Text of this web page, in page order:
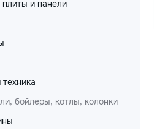
плиты и панели
бойлеры, котлы, колонки